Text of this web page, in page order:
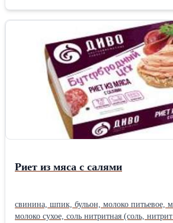
Риет из мяса с салями
свинина, шпик, бульон, молоко питьевое,
молоко сухое, соль нитритная (соль,